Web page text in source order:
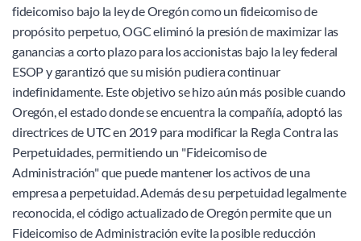
fideicomiso bajo la ley de Oregón como un fideicomiso de
propósito perpetuo, OGC eliminó la presión de maximizar las
ganancias a corto plazo para los accionistas bajo la ley federal
ESOP y garantizó que su misión pudiera continuar
indefinidamente. Este objetivo se hizo aún más posible cuando
Oregón, el estado donde se encuentra la compañía, adoptó las
directrices de UTC en 2019 para modificar la Regla Contra las
Perpetuidades, permitiendo un "Fideicomiso de
Administración" que puede mantener los activos de una
empresa a perpetuidad. Además de su perpetuidad legalmente
reconocida, el código actualizado de Oregón permite que un
Fideicomiso de Administración evite la posible reducción